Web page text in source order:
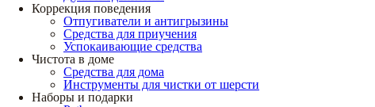
Коррекция поведения
Отпугиватели и антигрызины
Средства для приучения
Успокаивающие средства
Чистота в доме
Средства для дома
Инструменты для чистки от шерсти
Наборы и подарки